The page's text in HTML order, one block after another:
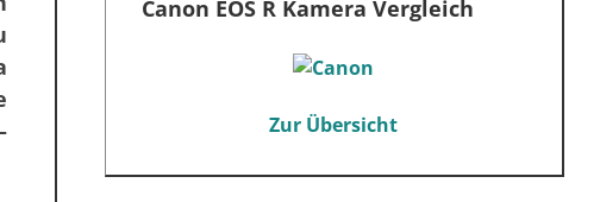
Canon EOS R Kamera Vergleich
Zur Übersicht